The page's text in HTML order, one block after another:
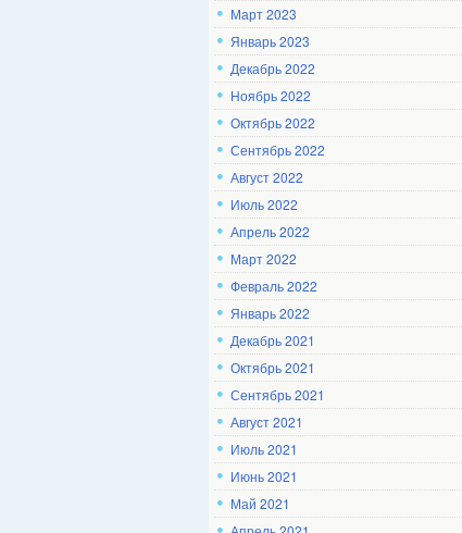
Март 2023
Январь 2023
Декабрь 2022
Ноябрь 2022
Октябрь 2022
Сентябрь 2022
Август 2022
Июль 2022
Апрель 2022
Март 2022
Февраль 2022
Январь 2022
Декабрь 2021
Октябрь 2021
Сентябрь 2021
Август 2021
Июль 2021
Июнь 2021
Май 2021